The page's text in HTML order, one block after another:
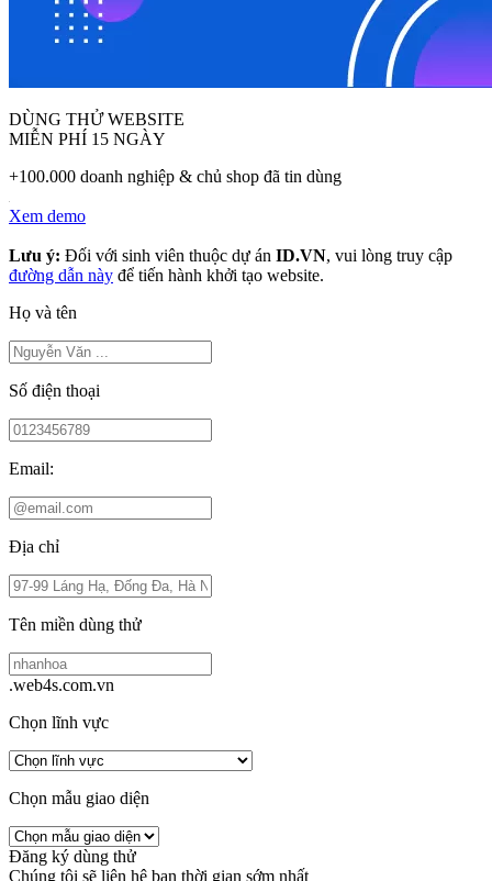
DÙNG THỬ WEBSITE
MIỄN PHÍ 15 NGÀY
+100.000 doanh nghiệp & chủ shop đã tin dùng
Xem demo
Lưu ý: Đối với sinh viên thuộc dự án ID.VN, vui lòng truy cập
đường dẫn này để tiến hành khởi tạo website.
Họ và tên
Số điện thoại
Email:
Địa chỉ
Tên miền dùng thử
.web4s.com.vn
Chọn lĩnh vực
Chọn mẫu giao diện
Đăng ký dùng thử
Chúng tôi sẽ liên hệ bạn thời gian sớm nhất